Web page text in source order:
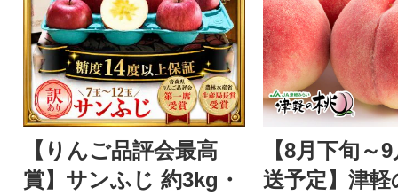
【りんご品評会最高
賞】サンふじ 約3kg・
【8月下旬～
送予定】津